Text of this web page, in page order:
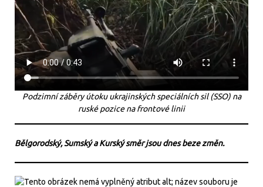
Podzimní záběry útoku ukrajinských speciálních sil (SSO) na
ruské pozice na frontové linii
Bělgorodský, Sumský a Kurský směr jsou dnes beze změn.